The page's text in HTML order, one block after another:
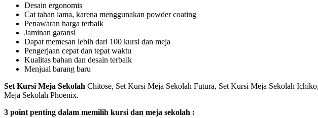
Desain ergonomis
Cat tahan lama, karena menggunakan powder coating
Penawaran harga terbaik
Jaminan garansi
Dapat memesan lebih dari 100 kursi dan meja
Pengerjaan cepat dan tepat waktu
Kualitas bahan dan desain terbaik
Menjual barang baru
Set Kursi Meja Sekolah Chitose, Set Kursi Meja Sekolah Futura, Set Kursi Meja Sekolah
Meja Sekolah Phoenix.
3 point penting dalam memilih kursi dan meja sekolah :